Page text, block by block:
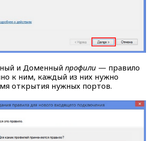
и Доменныйпрофили — правило
к ним, каждый из них нужно
открытия нужных портов.